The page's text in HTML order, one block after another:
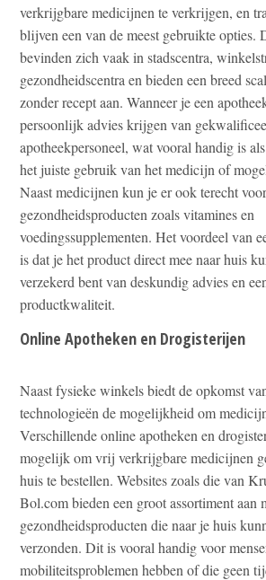
verkrijgbare medicijnen te verkrijgen, en
blijven een van de meest gebruikte opties.
bevinden zich vaak in stadscentra,
gezondheidscentra en bieden een breed
zonder recept aan. Wanneer je een
persoonlijk advies krijgen van
apotheekpersoneel, wat vooral handig is
het juiste gebruik van het medicijn of
Naast medicijnen kun je er ook terecht
gezondheidsproducten zoals vitamines en
voedingssupplementen. Het voordeel van
is dat je het product direct mee naar huis
verzekerd bent van deskundig advies en
productkwaliteit.
Online Apotheken en Drogisterijen
Naast fysieke winkels biedt de opkomst
technologieën de mogelijkheid om
Verschillende online apotheken en
mogelijk om vrij verkrijgbare medicijnen
huis te bestellen. Websites zoals die van
Bol.com bieden een groot assortiment aan
gezondheidsproducten die naar je huis
verzonden. Dit is vooral handig voor
mobiliteitsproblemen hebben of die geen